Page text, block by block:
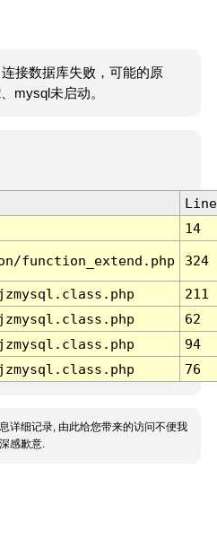
接数据库失败，可能的原
mysql未启动。
Line
14
function_extend.php 324
211
62
94
76
详细记录, 由此给您带来的访问不便我
感歉意.